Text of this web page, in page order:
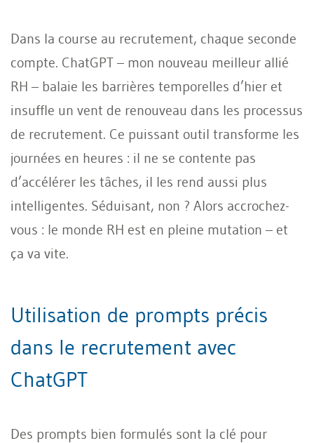
Dans la course au recrutement, chaque seconde
compte. ChatGPT – mon nouveau meilleur allié
RH – balaie les barrières temporelles d’hier et
insuffle un vent de renouveau dans les processus
de recrutement. Ce puissant outil transforme les
journées en heures : il ne se contente pas
d’accélérer les tâches, il les rend aussi plus
intelligentes. Séduisant, non ? Alors accrochez-
vous : le monde RH est en pleine mutation – et
ça va vite.
Utilisation de prompts précis
dans le recrutement avec
ChatGPT
Des prompts bien formulés sont la clé pour